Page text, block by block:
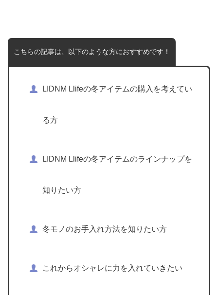
こちらの記事は、以下のような方におすすめです！
LIDNM Llifeの冬アイテムの購入を考えてい
る方
LIDNM Llifeの冬アイテムのラインナップを
知りたい方
冬モノのお手入れ方法を知りたい方
これからオシャレに力を入れていきたい